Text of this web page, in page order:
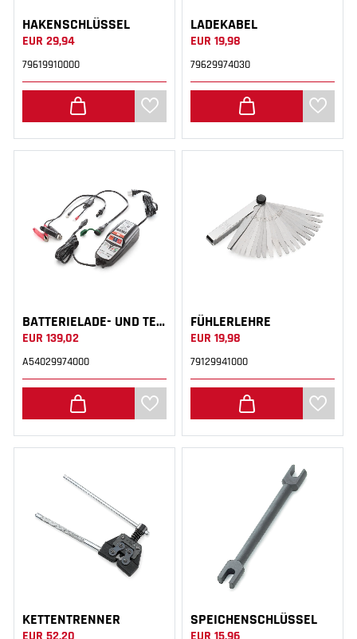
HAKENSCHLÜSSEL
EUR 29,94
79619910000
LADEKABEL
EUR 19,98
79629974030
BATTERIELADE- UND TESTGERÄT
EUR 139,02
A54029974000
FÜHLERLEHRE
EUR 19,98
79129941000
KETTENTRENNER SPEICHENSCHLÜSSEL